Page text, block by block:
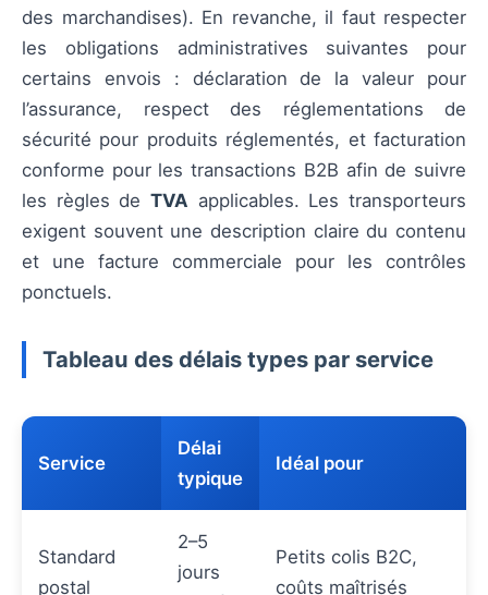
des marchandises). En revanche, il faut respecter
les obligations administratives suivantes pour
certains envois : déclaration de la valeur pour
l’assurance, respect des réglementations de
sécurité pour produits réglementés, et facturation
conforme pour les transactions B2B afin de suivre
les règles de TVA applicables. Les transporteurs
exigent souvent une description claire du contenu
et une facture commerciale pour les contrôles
ponctuels.
Tableau des délais types par service
Service
Délai
typique
Idéal pour
Standard
postal
2–5
jours
Petits colis B2C,
coûts maîtrisés